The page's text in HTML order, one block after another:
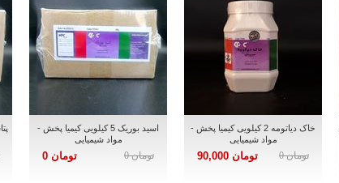
خاک دیاتومه 2 کیلویی کیمیا پخش -
مواد شیمیایی
تومان 0 تومان 90,000
اسید بوریک 5 کیلویی کیمیا پخش -
مواد شیمیایی
تومان 0 تومان 0